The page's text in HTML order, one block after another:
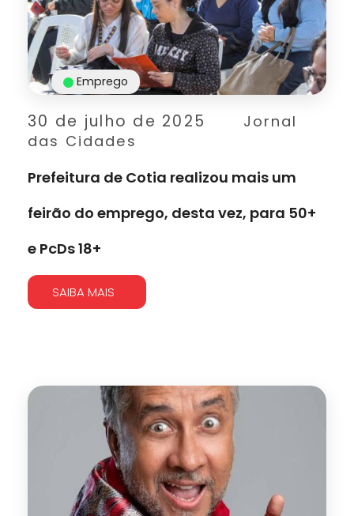
30 de julho de 2025
Jornal
das Cidades
Emprego
Prefeitura de Cotia realizou mais um
feirão do emprego, desta vez, para 50+
e PcDs 18+
SAIBA MAIS